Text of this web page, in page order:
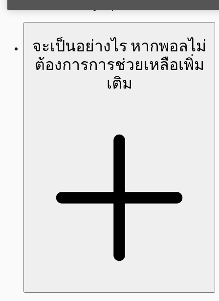
จะเป็นอย่างไร หากพอลไม่
ต้องการการช่วยเหลือเพิ่ม
เติม